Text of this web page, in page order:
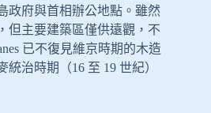
政府與首相辦公地點。雖然
但主要建築區僅供遠觀，不
已不復見維京時期的木造
治時期（16 至 19 世紀）